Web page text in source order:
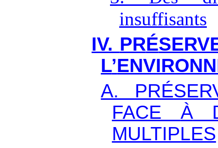
insuffisants
IV. PRÉ
L’
A. PRÉ
FACE À
MULTIPLES